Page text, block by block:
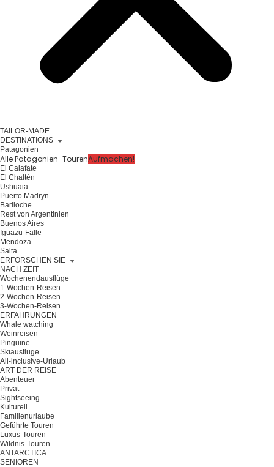
TAILOR-MADE
DESTINATIONS
Patagonien
Alle Patagonien-TourenAufmachen!
El Calafate
El Chaltén
Ushuaia
Puerto Madryn
Bariloche
Rest von Argentinien
Buenos Aires
Iguazu-Fälle
Mendoza
Salta
ERFORSCHEN SIE
NACH ZEIT
Wochenendausflüge
1-Wochen-Reisen
2-Wochen-Reisen
3-Wochen-Reisen
ERFAHRUNGEN
Whale watching
Weinreisen
Pinguine
Skiausflüge
All-inclusive-Urlaub
ART DER REISE
Abenteuer
Privat
Sightseeing
Kulturell
Familienurlaube
Geführte Touren
Luxus-Touren
Wildnis-Touren
ANTARCTICA
SENIOREN